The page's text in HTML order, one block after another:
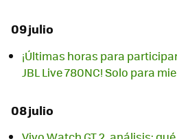
09 julio
¡Últimas horas para
JBL Live 780NC! Solo para
08 julio